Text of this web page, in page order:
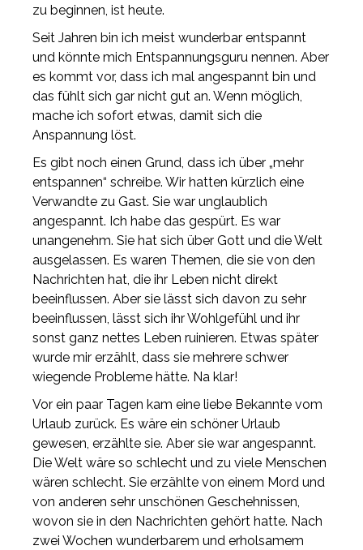
zu beginnen, ist heute.
Seit Jahren bin ich meist wunderbar entspannt
und könnte mich Entspannungsguru nennen. Aber
es kommt vor, dass ich mal angespannt bin und
das fühlt sich gar nicht gut an. Wenn möglich,
mache ich sofort etwas, damit sich die
Anspannung löst.
Es gibt noch einen Grund, dass ich über „mehr
entspannen“ schreibe. Wir hatten kürzlich eine
Verwandte zu Gast. Sie war unglaublich
angespannt. Ich habe das gespürt. Es war
unangenehm. Sie hat sich über Gott und die Welt
ausgelassen. Es waren Themen, die sie von den
Nachrichten hat, die ihr Leben nicht direkt
beeinflussen. Aber sie lässt sich davon zu sehr
beeinflussen, lässt sich ihr Wohlgefühl und ihr
sonst ganz nettes Leben ruinieren. Etwas später
wurde mir erzählt, dass sie mehrere schwer
wiegende Probleme hätte. Na klar!
Vor ein paar Tagen kam eine liebe Bekannte vom
Urlaub zurück. Es wäre ein schöner Urlaub
gewesen, erzählte sie. Aber sie war angespannt.
Die Welt wäre so schlecht und zu viele Menschen
wären schlecht. Sie erzählte von einem Mord und
von anderen sehr unschönen Geschehnissen,
wovon sie in den Nachrichten gehört hatte. Nach
zwei Wochen wunderbarem und erholsamem